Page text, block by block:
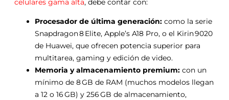
celulares gama alta, debe contar con:
Procesador de última generación: como la serie
Snapdragon 8 Elite, Apple’s A18 Pro, o el Kirin 9020
de Huawei, que ofrecen potencia superior para
multitarea, gaming y edición de video.
Memoria y almacenamiento premium: con un
mínimo de 8 GB de RAM (muchos modelos llegan
a 12 o 16 GB) y 256 GB de almacenamiento,